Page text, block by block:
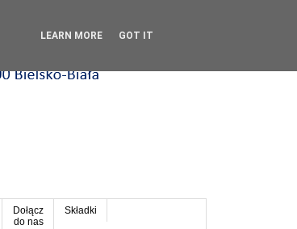
Dołącz
do nas
Składki
LEARN MORE GOT IT